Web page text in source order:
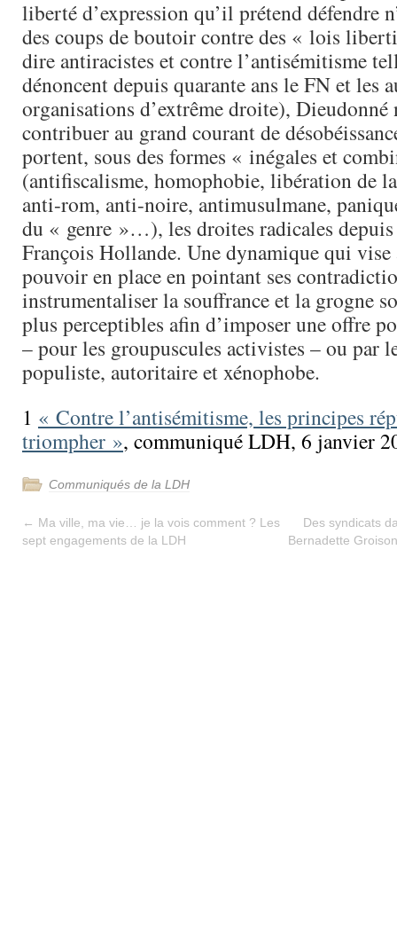
liberté d’expression qu’il prétend défendre
des coups de boutoir contre des « lois
dire antiracistes et contre l’antisémitisme
dénoncent depuis quarante ans le FN et les
organisations d’extrême droite), Dieudonné
contribuer au grand courant de
portent, sous des formes « inégales et
(antifiscalisme, homophobie, libération de
anti-rom, anti-noire, antimusulmane,
du « genre »…), les droites radicales
François Hollande. Une dynamique qui
pouvoir en place en pointant ses
instrumentaliser la souffrance et la grogne
plus perceptibles afin d’imposer une offre
– pour les groupuscules activistes – ou par
populiste, autoritaire et xénophobe.
1 « Contre l’antisémitisme, les principes
triompher », communiqué LDH, 6 janvier
Communiqués de la LDH
← Ma ville, ma vie… je la vois comment ? Les
sept engagements de la LDH
Des syndicats
Bernadette